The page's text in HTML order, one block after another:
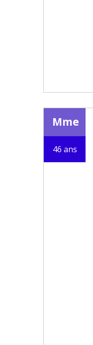
Mme
46 ans